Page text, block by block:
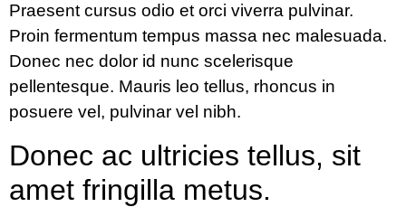
Praesent cursus odio et orci viverra pulvinar.
Proin fermentum tempus massa nec malesuada.
Donec nec dolor id nunc scelerisque
pellentesque. Mauris leo tellus, rhoncus in
posuere vel, pulvinar vel nibh.
Donec ac ultricies tellus, sit
amet fringilla metus.